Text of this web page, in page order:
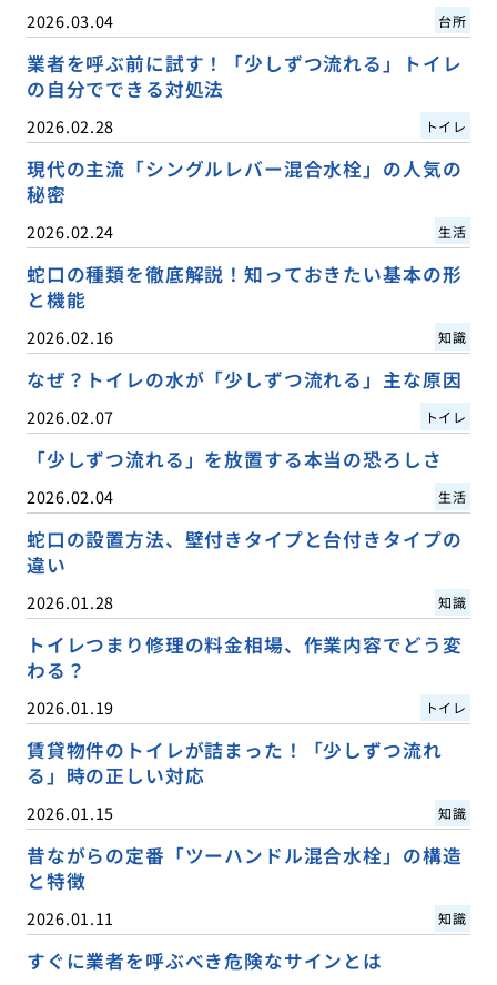
2026.03.04 台所
業者を呼ぶ前に試す！「少しずつ流れる」トイレ
の自分でできる対処法
2026.02.28 トイレ
現代の主流「シングルレバー混合水栓」の人気の
秘密
2026.02.24 生活
蛇口の種類を徹底解説！知っておきたい基本の形
と機能
2026.02.16 知識
なぜ？トイレの水が「少しずつ流れる」主な原因
2026.02.07 トイレ
「少しずつ流れる」を放置する本当の恐ろしさ
2026.02.04 生活
蛇口の設置方法、壁付きタイプと台付きタイプの
違い
2026.01.28 知識
トイレつまり修理の料金相場、作業内容でどう変
わる？
2026.01.19 トイレ
賃貸物件のトイレが詰まった！「少しずつ流れ
る」時の正しい対応
2026.01.15 知識
昔ながらの定番「ツーハンドル混合水栓」の構造
と特徴
2026.01.11 知識
すぐに業者を呼ぶべき危険なサインとは